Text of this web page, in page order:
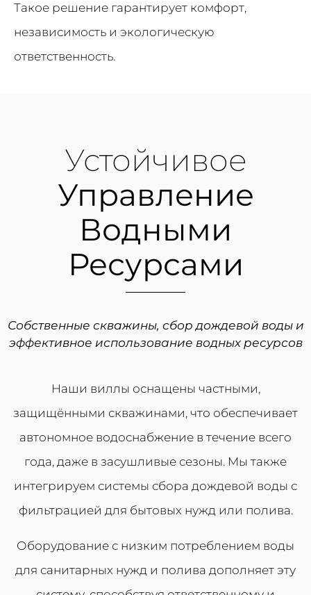
Такое решение гарантирует комфорт,
независимость и экологическую
ответственность.
Устойчивое
Управление
Водными
Ресурсами
Собственные скважины, сбор дождевой воды и
эффективное использование водных ресурсов
Наши виллы оснащены частными,
защищёнными скважинами, что обеспечивает
автономное водоснабжение в течение всего
года, даже в засушливые сезоны. Мы также
интегрируем системы сбора дождевой воды с
фильтрацией для бытовых нужд или полива.
Оборудование с низким потреблением воды
для санитарных нужд и полива дополняет эту